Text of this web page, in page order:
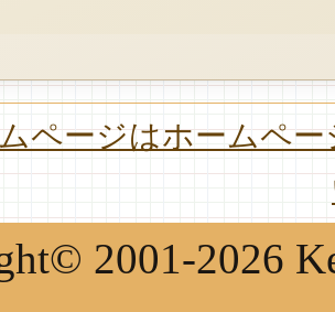
ページはホームペ
2001-2026